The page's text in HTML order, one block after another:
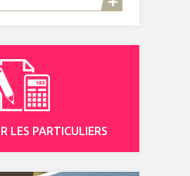
LES PARTICULIERS